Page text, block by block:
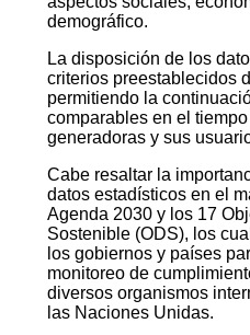
COMPENDIO
El Compendio
breve que integra y
aspectos sociales,
demográfico.
La disposición de los
criterios preestablecidos
permitiendo la
comparables en el
generadoras y sus